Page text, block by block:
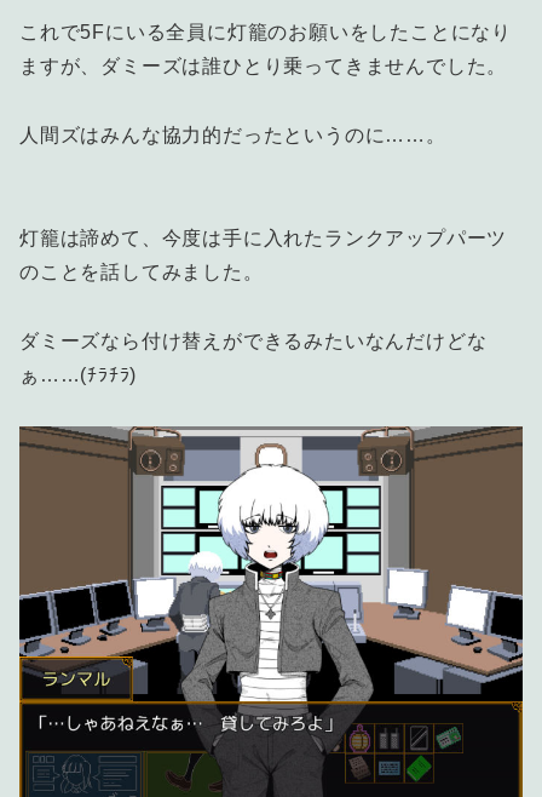
これで5Fにいる全員に灯籠のお願いをしたことになり
ますが、ダミーズは誰ひとり乗ってきませんでした。
人間ズはみんな協力的だったというのに……。
灯籠は諦めて、今度は手に入れたランクアップパーツ
のことを話してみました。
ダミーズなら付け替えができるみたいなんだけどな
ぁ……(ﾁﾗﾁﾗ)